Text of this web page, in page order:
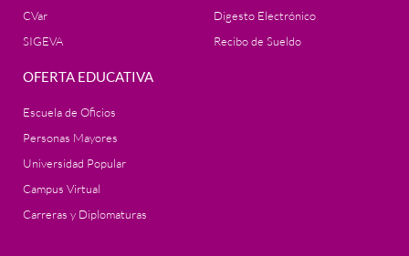
CVar
SIGEVA
Digesto Electrónico
Recibo de Sueldo
OFERTA EDUCATIVA
Escuela de Oficios
Personas Mayores
Universidad Popular
Campus Virtual
Carreras y Diplomaturas